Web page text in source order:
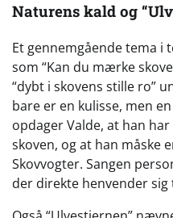
Naturens kald og
Et gennemgående tema i
som “Kan du mærke
“dybt i skovens stille ro”
bare er en kulisse, men
opdager Valde, at han
skoven, og at han måske
Skovvogter. Sangen
der direkte henvender sig